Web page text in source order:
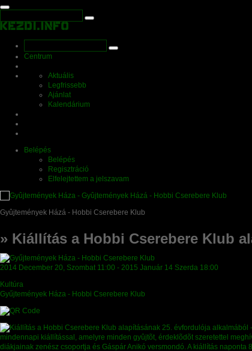
Centrum
Aktuális
Legfrissebb
Ajánlat
Kalendárium
Belépés
Belépés
Regisztráció
Elfelejtettem a jelszavam
Gyûjtemények Házá - Hobbi Cserebere Klub
» Kiállítás a Hobbi Cserebere Klub
2014 December 20, Szombat 11:00 - 2015 Január 14 Szerda 18:00
Kultúra
Gyűjtemények Háza - Hobbi Cserebere Klub